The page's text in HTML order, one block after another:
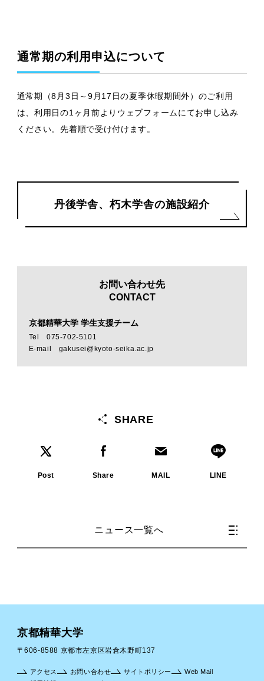
通常期の利用申込について
通常期（8月3日～9月17日の夏季休暇期間外）のご利用
は、利用日の1ヶ月前よりウェブフォームにてお申し込み
ください。先着順で受け付けます。
丹後学舎、朽木学舎の施設紹介
お問い合わせ先
CONTACT
京都精華大学 学生支援チーム
Tel 075-702-5101
E-mail gakusei@kyoto-seika.ac.jp
SHARE
Post Share MAIL LINE
ニュース一覧へ
京都精華大学
〒606-8588 京都市左京区岩倉木野町137
アクセス お問い合わせ サイトポリシー
Web Mail